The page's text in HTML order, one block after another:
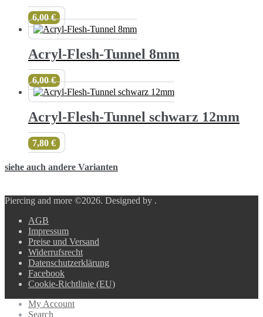
6,00€
Acryl-Flesh-Tunnel 8mm
6,00€
Acryl-Flesh-Tunnel schwarz 12mm
7,80 €
siehe auch andere Varianten
Piercing and more ©2026. Designed by .
AGB
Impressum
Preise und Versand
Widerrufsrecht
Datenschutzerklärung
Facebook
Cookie-Richtlinie (EU)
My Account
Search